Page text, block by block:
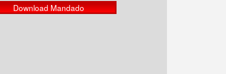
Download Mandado